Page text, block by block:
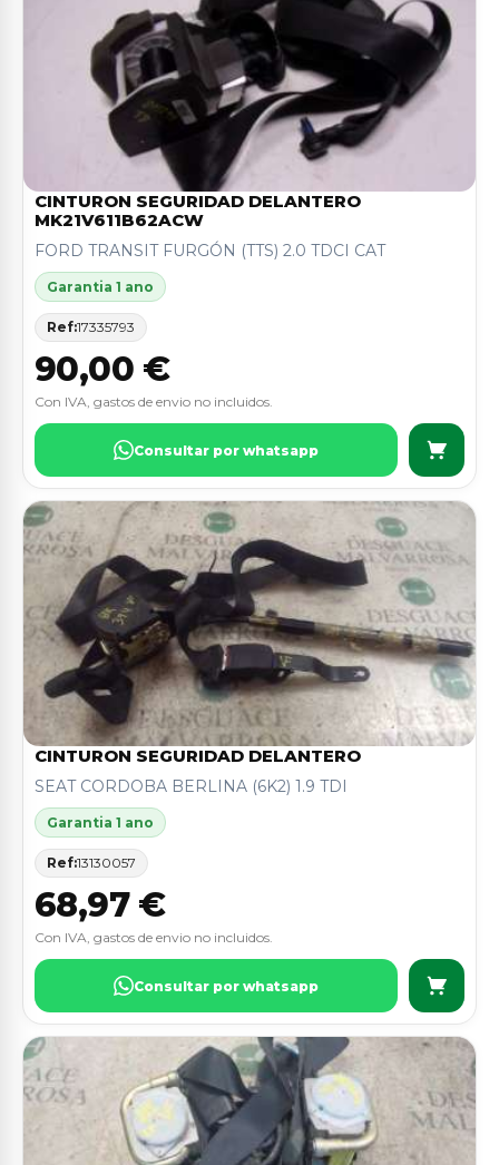
CINTURON SEGURIDAD DELANTERO
MK21V611B62ACW
FORD TRANSIT FURGÓN (TTS) 2.0 TDCI CAT
Garantia 1 ano
Ref:17335793
90,00 €
Con IVA, gastos de envio no incluidos.
Consultar por whatsapp
CINTURON SEGURIDAD DELANTERO
SEAT CORDOBA BERLINA (6K2) 1.9 TDI
Garantia 1 ano
Ref:13130057
68,97 €
Con IVA, gastos de envio no incluidos.
Consultar por whatsapp